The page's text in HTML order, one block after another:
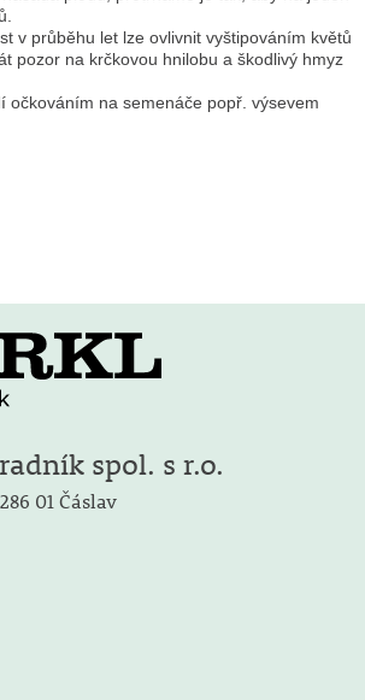
v průběhu let lze ovlivnit vyštipováním květů
pozor na krčkovou hnilobu a škodlivý hmyz
očkováním na semenáče popř. výsevem
spol. s r.o.
286 01 Čáslav